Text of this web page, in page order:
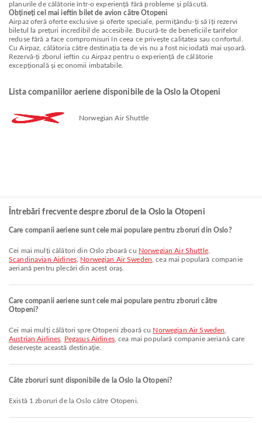
planurile de călătorie într-o experiență fără probleme și plăcută.
Obțineți cel mai ieftin bilet de avion către Otopeni
Airpaz oferă oferte exclusive și oferte speciale, permițându-ți să îți rezervi
biletul la prețuri incredibil de accesibile. Bucură-te de beneficiile tarifelor
reduse fără a face compromisuri în ceea ce privește calitatea sau confortul.
Cu Airpaz, călătoria către destinația ta de vis nu a fost niciodată mai ușoară.
Rezervă-ți zborul ieftin cu Airpaz pentru o experiență de călătorie
excepțională și economii imbatabile.
Lista companiilor aeriene disponibile de la Oslo la Otopeni
Norwegian Air Shuttle
Întrebări frecvente despre zborul de la Oslo la Otopeni
Care companii aeriene sunt cele mai populare pentru zboruri din Oslo?
Cei mai mulți călători din Oslo zboară cu Norwegian Air Shuttle,
Scandinavian Airlines, Norwegian Air Sweden , cea mai populară companie
aeriană pentru plecări din acest oraș.
Care companii aeriene sunt cele mai populare pentru zboruri către
Otopeni?
Cei mai mulți călători spre Otopeni zboară cu Norwegian Air Sweden
Austrian Airlines
Pegasus Airlines, cea mai populară companie aeriană care
deservește această destinație.
Câte zboruri sunt disponibile de la Oslo la Otopeni?
Există 1 zboruri de la Oslo către Otopeni.